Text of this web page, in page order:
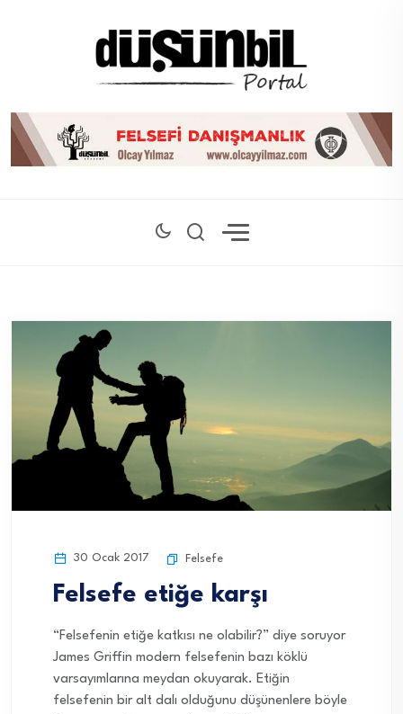
30 Ocak 2017 Felsefe
Felsefe etiğe karşı
“Felsefenin etiğe katkısı ne olabilir?” diye soruyor
James Griffin modern felsefenin bazı köklü
varsayımlarına meydan okuyarak. Etiğin
felsefenin bir alt dalı olduğunu düşünenlere böyle